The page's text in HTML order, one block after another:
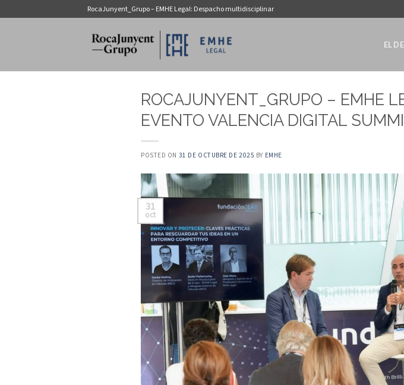
al
RocaJunyent_Grupo – EMHE Legal: Despacho multidisciplinar
EL
ROCAJUNYENT_GRUPO – EMHE
EVENTO VALENCIA DIGITAL
POSTED ON 31 DE OCTUBRE DE 2025 BY EMHE
31
oct